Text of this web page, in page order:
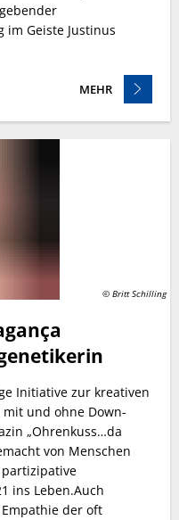
Geiste Justinus
MEHR
© Britt Schilling
Initiative zur kreativen
und ohne Down-
„Ohrenkuss…da
von Menschen
ins Leben.Auch
der oft